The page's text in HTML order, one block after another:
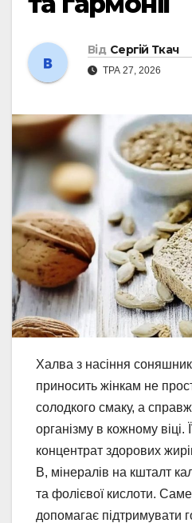
Від Сергій Ткач
ТРА 27, 2026
Халва з насіння
приносить жінкам не
солодкого смаку, а
організму в кожному віці.
концентрат здорових
В, мінералів на кшталт
та фолієвої кислоти.
допомагає підтримувати